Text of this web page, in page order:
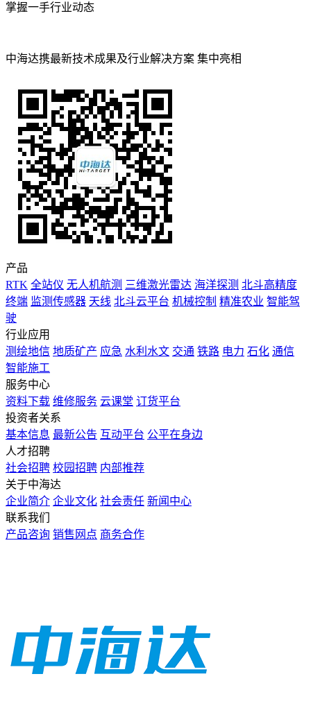
掌握一手行业动态
中海达携最新技术成果及行业解决方案 集中亮相
产品
RTK 全站仪 无人机航测 三维激光雷达 海洋探测 北斗高精度
终端 监测传感器 天线 北斗云平台 机械控制 精准农业 智能驾
驶
行业应用
测绘地信 地质矿产 应急 水利水文 交通 铁路 电力 石化 通信
智能施工
服务中心
资料下载 维修服务 云课堂 订货平台
投资者关系
基本信息 最新公告 互动平台 公平在身边
人才招聘
社会招聘 校园招聘 内部推荐
关于中海达
企业简介 企业文化 社会责任 新闻中心
联系我们
产品咨询 销售网点 商务合作